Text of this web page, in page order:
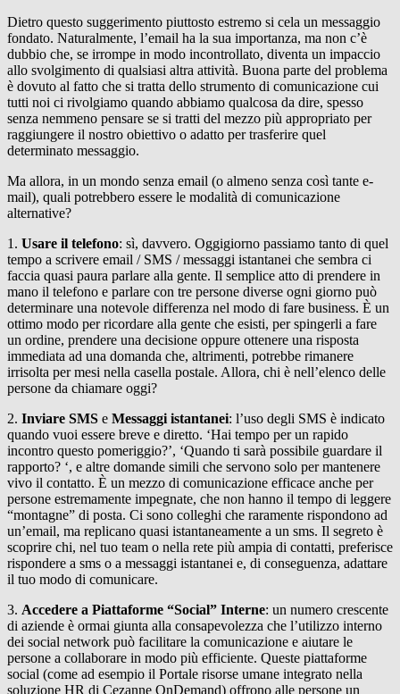
Dietro questo suggerimento piuttosto estremo si cela un messaggio
fondato. Naturalmente, l’email ha la sua importanza, ma non c’è
dubbio che, se irrompe in modo incontrollato, diventa un impaccio
allo svolgimento di qualsiasi altra attività. Buona parte del problema
è dovuto al fatto che si tratta dello strumento di comunicazione cui
tutti noi ci rivolgiamo quando abbiamo qualcosa da dire, spesso
senza nemmeno pensare se si tratti del mezzo più appropriato per
raggiungere il nostro obiettivo o adatto per trasferire quel
determinato messaggio.
Ma allora, in un mondo senza email (o almeno senza così tante e-
mail), quali potrebbero essere le modalità di comunicazione
alternative?
1. Usare il telefono: sì, davvero. Oggigiorno passiamo tanto di quel
tempo a scrivere email / SMS / messaggi istantanei che sembra ci
faccia quasi paura parlare alla gente. Il semplice atto di prendere in
mano il telefono e parlare con tre persone diverse ogni giorno può
determinare una notevole differenza nel modo di fare business. È un
ottimo modo per ricordare alla gente che esisti, per spingerli a fare
un ordine, prendere una decisione oppure ottenere una risposta
immediata ad una domanda che, altrimenti, potrebbe rimanere
irrisolta per mesi nella casella postale. Allora, chi è nell’elenco delle
persone da chiamare oggi?
2. Inviare SMS e Messaggi istantanei: l’uso degli SMS è indicato
quando vuoi essere breve e diretto. ‘Hai tempo per un rapido
incontro questo pomeriggio?’, ‘Quando ti sarà possibile guardare il
rapporto? ‘, e altre domande simili che servono solo per mantenere
vivo il contatto. È un mezzo di comunicazione efficace anche per
persone estremamente impegnate, che non hanno il tempo di leggere
“montagne” di posta. Ci sono colleghi che raramente rispondono ad
un’email, ma replicano quasi istantaneamente a un sms. Il segreto è
scoprire chi, nel tuo team o nella rete più ampia di contatti, preferisce
rispondere a sms o a messaggi istantanei e, di conseguenza, adattare
il tuo modo di comunicare.
3. Accedere a Piattaforme “Social” Interne: un numero crescente
di aziende è ormai giunta alla consapevolezza che l’utilizzo interno
dei social network può facilitare la comunicazione e aiutare le
persone a collaborare in modo più efficiente. Queste piattaforme
social (come ad esempio il Portale risorse umane integrato nella
soluzione HR di Cezanne OnDemand) offrono alle persone un